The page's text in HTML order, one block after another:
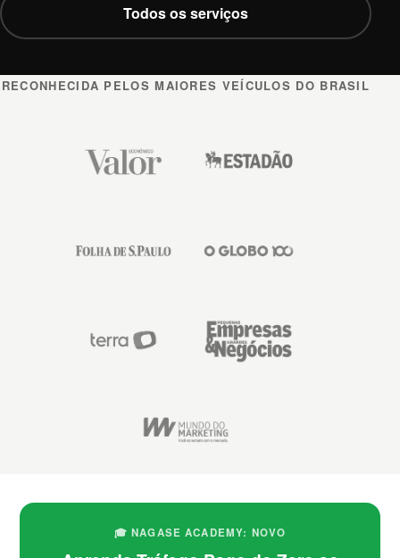
Todos os serviços
RECONHECIDA PELOS MAIORES VEÍCULOS DO BRASIL
🎓 NAGASE ACADEMY: NOVO